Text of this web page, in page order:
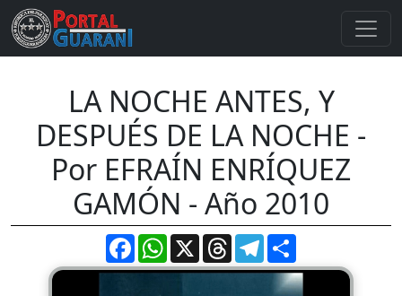
LA NOCHE ANTES, Y
DESPUÉS DE LA NOCHE -
Por EFRAÍN ENRÍQUEZ
GAMÓN - Año 2010
FacebookWhatsApp
X ThreadsTelegram